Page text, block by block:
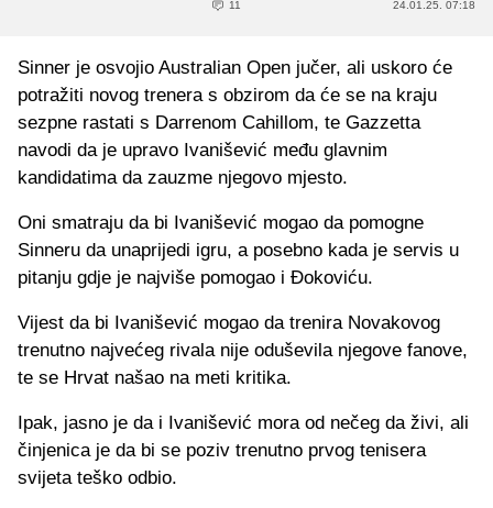
11 24.01.25. 07:18
Sinner je osvojio Australian Open jučer, ali uskoro će
potražiti novog trenera s obzirom da će se na kraju
sezpne rastati s Darrenom Cahillom, te Gazzetta
navodi da je upravo Ivanišević među glavnim
kandidatima da zauzme njegovo mjesto.
Oni smatraju da bi Ivanišević mogao da pomogne
Sinneru da unaprijedi igru, a posebno kada je servis u
pitanju gdje je najviše pomogao i Đokoviću.
Vijest da bi Ivanišević mogao da trenira Novakovog
trenutno najvećeg rivala nije oduševila njegove fanove,
te se Hrvat našao na meti kritika.
Ipak, jasno je da i Ivanišević mora od nečeg da živi, ali
činjenica je da bi se poziv trenutno prvog tenisera
svijeta teško odbio.